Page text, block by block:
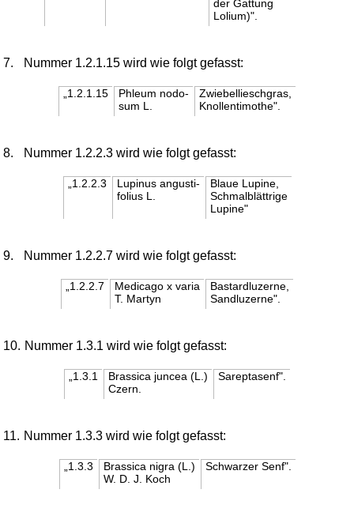
der Gattung
Lolium)".
7. Nummer 1.2.1.15 wird wie folgt gefasst:
„1.2.1.15
Phleum nodo-
sum L.
Zwiebellieschgras,
Knollentimothe".
8. Nummer 1.2.2.3 wird wie folgt gefasst:
„1.2.2.3
Lupinus angusti-
folius L.
Blaue Lupine,
Schmalblättrige
Lupine"
9. Nummer 1.2.2.7 wird wie folgt gefasst:
„1.2.2.7
Medicago x varia
T. Martyn
Bastardluzerne,
Sandluzerne".
10. Nummer 1.3.1 wird wie folgt gefasst:
„1.3.1
Brassica juncea (L.)
Czern.
Sareptasenf".
11. Nummer 1.3.3 wird wie folgt gefasst:
„1.3.3
Brassica nigra (L.)
W. D. J. Koch
Schwarzer Senf".